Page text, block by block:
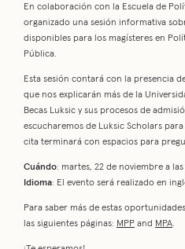
En colaboración con la Escuela de
organizado una sesión informativa
disponibles para los magísteres en
Pública.
Esta sesión contará con la presencia
que nos explicarán más de la
Becas Luksic y sus procesos de
escucharemos de Luksic Scholars
cita terminará con espacios para
Cuándo: martes, 22 de noviembre a las
Idioma: El evento será realizado en
Para saber más de estas
las siguientes páginas: MPP and MPA.